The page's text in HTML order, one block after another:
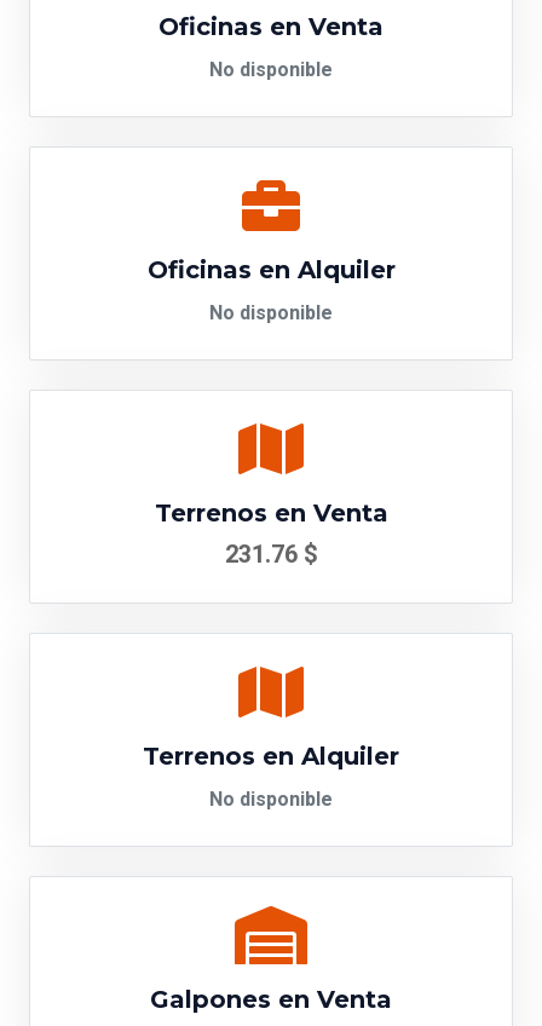
Oficinas en Venta
No disponible
Oficinas en Alquiler
No disponible
Terrenos en Venta
231.76 $
Terrenos en Alquiler
No disponible
Galpones en Venta